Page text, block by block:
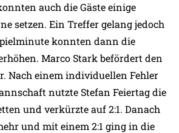
auch die Gäste einige
setzen. Ein Treffer gelang jedoch
konnten dann die
Marco Stark befördert den
Nach einem individuellen Fehler
nutzte Stefan Feiertag die
und verkürzte auf 2:1. Danach
und mit einem 2:1 ging in die